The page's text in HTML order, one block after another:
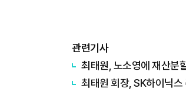
관련기사
최태원, 노소영에 재산분
최태원 회장, SK하이닉스